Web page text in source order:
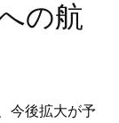
の航
今後拡大が予